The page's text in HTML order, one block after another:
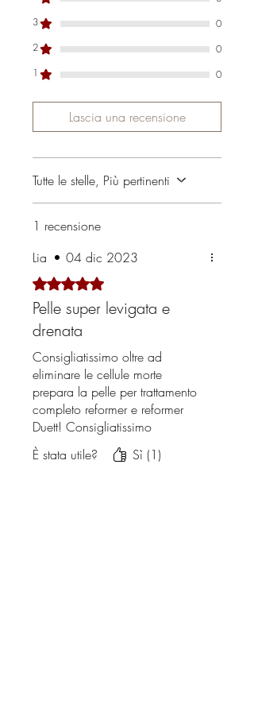
Ethylhexylglycerin, Squalene*,
Maltodextrin, Beta-sitosterol.
*da olio di girasole
3
0
2
0
1
0
Lascia una recensione
Tutte le stelle, Più pertinenti
1 recensione
Lia • 04 dic 2023
Valutazione 5 stelle su 5.
Pelle super levigata e
drenata
Consigliatissimo oltre ad
eliminare le cellule morte
prepara la pelle per trattamento
completo reformer e reformer
Duett! Consigliatissimo
È stata utile?
Sì (1)